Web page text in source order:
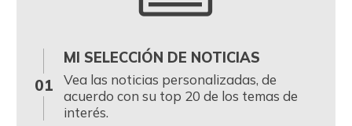
01
MI SELECCIÓN DE NOTICIAS
Vea las noticias personalizadas, de
acuerdo con su top 20 de los temas de
interés.